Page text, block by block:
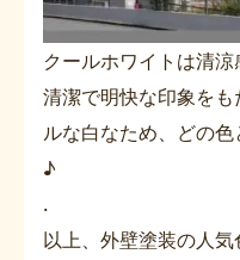
クールホワイトは清
清潔で明快な印象を
ルな白なため、どの
♪
.
以上、外壁塗装の人